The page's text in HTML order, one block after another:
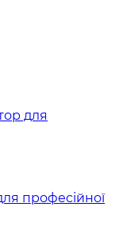
професійної